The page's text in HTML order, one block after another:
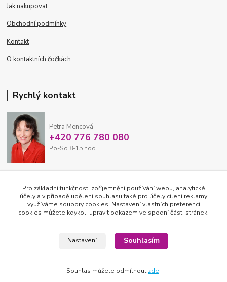
Jak nakupovat
Obchodní podmínky
Kontakt
O kontaktních čočkách
Rychlý kontakt
Petra Mencová
+420 776 780 080
Po-So 8-15 hod
2026 © OFTEX oční klinika
Pro základní funkčnost, zpříjemnění používání webu, analytické
účely a v případě udělení souhlasu také pro účely cílení reklamy
využíváme soubory cookies. Nastavení vlastních preferencí
cookies můžete kdykoli upravit odkazem ve spodní části stránek.
Nastavení Souhlasím
Souhlas můžete odmítnout zde.